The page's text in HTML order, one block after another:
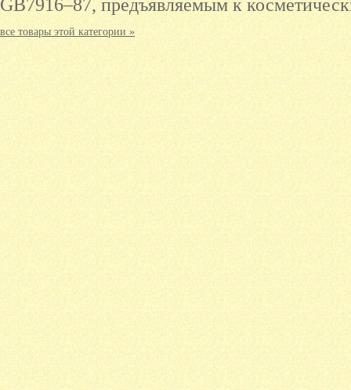
GB7916–87, предъявляемым к
все товары этой категории »